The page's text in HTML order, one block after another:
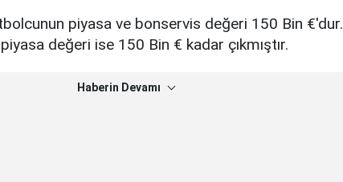
piyasa ve bonservis değeri 150 Bin €'dur.
değeri ise 150 Bin € kadar çıkmıştır.
Haberin Devamı